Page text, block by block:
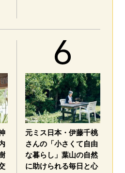
元ミス日本・伊藤千桃
さんの「小さくて自由
な暮らし」葉山の自然
に助けられる毎日と心